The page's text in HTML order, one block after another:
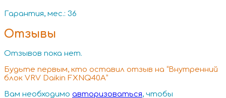
Гарантия, мес.: 36
Отзывы
Отзывов пока нет.
Будьте первым, кто оставил отзыв на “Внутренний
блок VRV Daikin FXNQ40A”
Вам необходимо авторизоваться, чтобы